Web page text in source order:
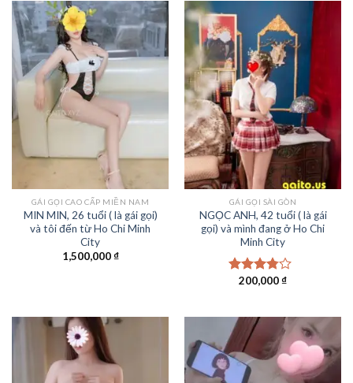
GÁI GỌI CAO CẤP MIỀN NAM
MIN MIN, 26 tuổi ( là gái gọi)
và tôi đến từ Ho Chi Minh
City
1,500,000₫
GÁI GỌI SÀI GÒN
NGỌC ANH, 42 tuổi ( là gái
gọi) và mình đang ở Ho Chi
Minh City
Được
3.505
sao
200,000₫